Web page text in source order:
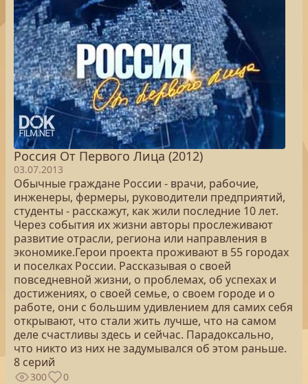
Россия От Первого Лица (2012)
03.07.2013
Обычные граждане России - врачи, рабочие,
инженеры, фермеры, руководители предприятий,
студенты - расскажут, как жили последние 10 лет.
Через события их жизни авторы прослеживают
развитие отрасли, региона или направления в
экономике.Герои проекта проживают в 55 городах
и поселках России. Рассказывая о своей
повседневной жизни, о проблемах, об успехах и
достижениях, о своей семье, о своем городе и о
работе, они с большим удивлением для самих себя
открывают, что стали жить лучше, что на самом
деле счастливы здесь и сейчас. Парадоксально,
что никто из них не задумывался об этом раньше.
8 серий
300 0